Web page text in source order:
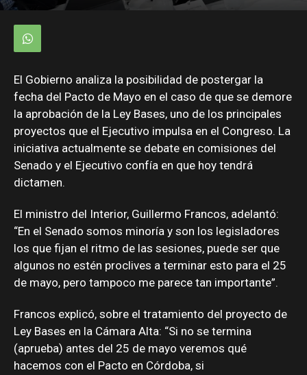
El Gobierno analiza la posibilidad de postergar la
fecha del Pacto de Mayo en el caso de que se demore
la aprobación de la Ley Bases, uno de los principales
proyectos que el Ejecutivo impulsa en el Congreso. La
iniciativa actualmente se debate en comisiones del
Senado y el Ejecutivo confía en que hoy tendrá
dictamen.
El ministro del Interior, Guillermo Francos, adelantó:
“En el Senado somos minoría y son los legisladores
los que fijan el ritmo de las sesiones, puede ser que
algunos no estén proclives a terminar esto para el 25
de mayo, pero tampoco me parece tan importante”.
Francos explicó, sobre el tratamiento del proyecto de
Ley Bases en la Cámara Alta: “Si no se termina
(aprueba) antes del 25 de mayo veremos qué
hacemos con el Pacto en Córdoba, si